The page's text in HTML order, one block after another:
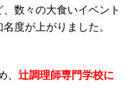
数々の大食いイベント
度が上がりました。
辻調理師専門学校に